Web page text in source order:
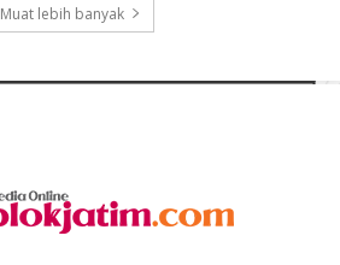
Muat lebih banyak